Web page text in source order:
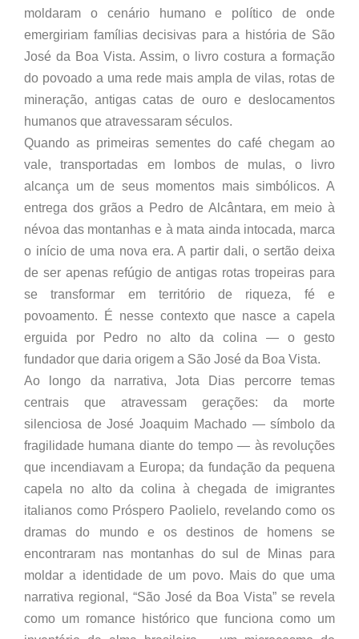
moldaram o cenário humano e político de onde
emergiriam famílias decisivas para a história de São
José da Boa Vista. Assim, o livro costura a formação
do povoado a uma rede mais ampla de vilas, rotas de
mineração, antigas catas de ouro e deslocamentos
humanos que atravessaram séculos.
Quando as primeiras sementes do café chegam ao
vale, transportadas em lombos de mulas, o livro
alcança um de seus momentos mais simbólicos. A
entrega dos grãos a Pedro de Alcântara, em meio à
névoa das montanhas e à mata ainda intocada, marca
o início de uma nova era. A partir dali, o sertão deixa
de ser apenas refúgio de antigas rotas tropeiras para
se transformar em território de riqueza, fé e
povoamento. É nesse contexto que nasce a capela
erguida por Pedro no alto da colina — o gesto
fundador que daria origem a São José da Boa Vista.
Ao longo da narrativa, Jota Dias percorre temas
centrais que atravessam gerações: da morte
silenciosa de José Joaquim Machado — símbolo da
fragilidade humana diante do tempo — às revoluções
que incendiavam a Europa; da fundação da pequena
capela no alto da colina à chegada de imigrantes
italianos como Próspero Paolielo, revelando como os
dramas do mundo e os destinos de homens se
encontraram nas montanhas do sul de Minas para
moldar a identidade de um povo. Mais do que uma
narrativa regional, “São José da Boa Vista” se revela
como um romance histórico que funciona como um